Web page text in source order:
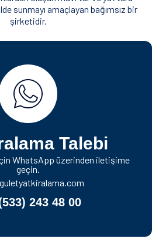
sunmayı amaçlayan bağımsız bir
şirketidir.
Talebi
WhatsApp üzerinden iletişime
geçin.
243 48 00